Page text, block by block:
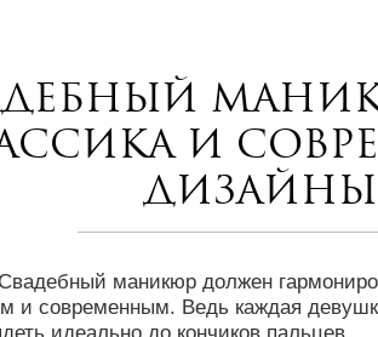
и
дизайны
Свадебный маникюр должен
и современным. Ведь каждая